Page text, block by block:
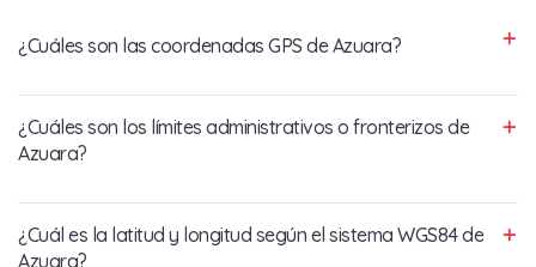
¿Cuáles son las coordenadas GPS de Azuara?
¿Cuáles son los límites administrativos o fronterizos de
Azuara?
¿Cuál es la latitud y longitud según el sistema WGS84 de
Azuara?